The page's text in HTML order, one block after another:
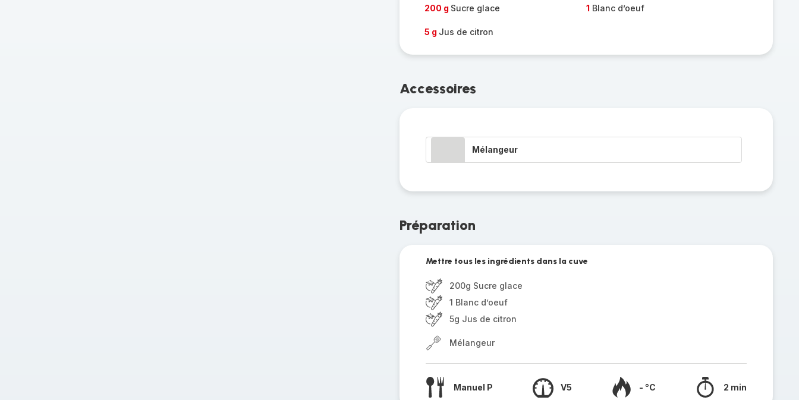
200 g Sucre glace 1 Blanc d’oeuf
5 g Jus de citron
Accessoires
Mélangeur
Préparation
Mettre tous les ingrédients dans la cuve
200g Sucre glace
1 Blanc d’oeuf
5g Jus de citron
Mélangeur
Manuel P V5 - °C 2 min